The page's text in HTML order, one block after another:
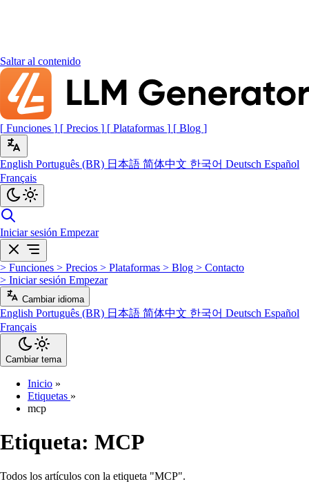
Saltar al contenido
[ Funciones ] [ Precios ] [ Plataformas ] [ Blog ]
English Português (BR) 日本語 简体中文 한국어 Deutsch Español
Français
Iniciar sesión Empezar
> Funciones > Precios > Plataformas > Blog > Contacto
> Iniciar sesión Empezar
Cambiar idioma
English Português (BR) 日本語 简体中文 한국어 Deutsch Español
Français
Cambiar tema
Inicio »
Etiquetas »
mcp
Etiqueta: MCP
Todos los artículos con la etiqueta "MCP".